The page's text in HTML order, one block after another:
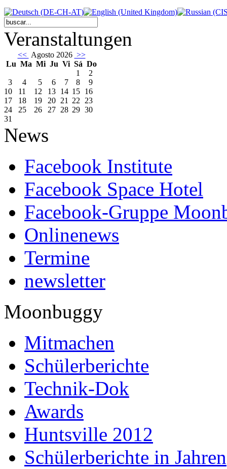
Veranstaltungen
<< Agosto 2026 >>
Lu Ma Mi Ju Vi Sá Do
1
2
3
4 5 6 7 8
9
10
11 12 13 14 15 16
17
18 19 20 21 22 23
24
25 26 27 28 29 30
31
News
Facebook Institute
Facebook Space Hotel
Facebook-Gruppe
Onlinenews
Termine
newsletter
Moonbuggy
Mitmachen
Schülerberichte
Technik-Dok
Awards
Huntsville 2012
Schülerberichte in Jahren